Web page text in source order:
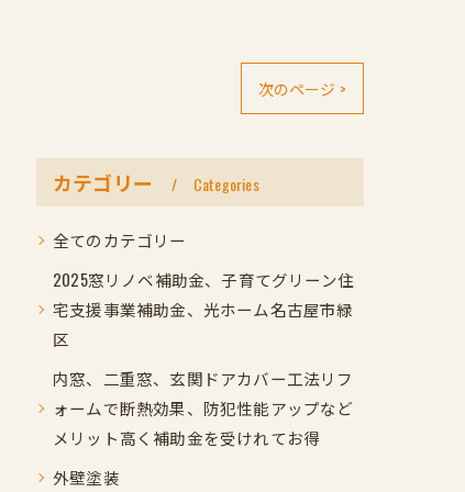
次のページ >
カテゴリー Categories
全てのカテゴリー
2025窓リノベ補助金、子育てグリーン住
宅支援事業補助金、光ホーム名古屋市緑
区
内窓、二重窓、玄関ドアカバー工法リフ
ォームで断熱効果、防犯性能アップなど
メリット高く補助金を受けれてお得
外壁塗装